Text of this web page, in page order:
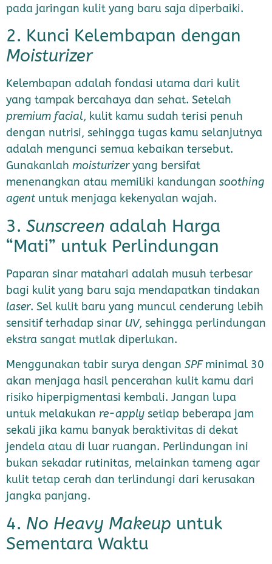
pada jaringan kulit yang baru saja diperbaiki.
2. Kunci Kelembapan dengan
Moisturizer
Kelembapan adalah fondasi utama dari kulit
yang tampak bercahaya dan sehat. Setelah
premium facial, kulit kamu sudah terisi penuh
dengan nutrisi, sehingga tugas kamu selanjutnya
adalah mengunci semua kebaikan tersebut.
Gunakanlah moisturizeryang bersifat
menenangkan atau memiliki kandungan soothing
agent untuk menjaga kekenyalan wajah.
3. Sunscreen adalah Harga
“Mati” untuk Perlindungan
Paparan sinar matahari adalah musuh terbesar
bagi kulit yang baru saja mendapatkan tindakan
laser. Sel kulit baru yang muncul cenderung lebih
sensitif terhadap sinar UV, sehingga perlindungan
ekstra sangat mutlak diperlukan.
Menggunakan tabir surya dengan SPFminimal 30
akan menjaga hasil pencerahan kulit kamu dari
risiko hiperpigmentasi kembali. Jangan lupa
untuk melakukan re-apply setiap beberapa jam
sekali jika kamu banyak beraktivitas di dekat
jendela atau di luar ruangan. Perlindungan ini
bukan sekadar rutinitas, melainkan tameng agar
kulit tetap cerah dan terlindungi dari kerusakan
jangka panjang.
4. No Heavy Makeup untuk
Sementara Waktu